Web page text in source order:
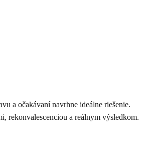
a očakávaní navrhne ideálne riešenie.
rekonvalescenciou a reálnym výsledkom.